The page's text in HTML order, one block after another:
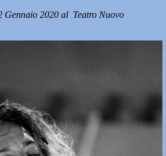
Gennaio 2020 al Teatro Nuovo